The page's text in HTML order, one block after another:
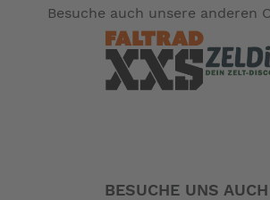
gehören nicht zum Leistungsumfang. --
Besuche auch unsere anderen
BESUCHE UNS